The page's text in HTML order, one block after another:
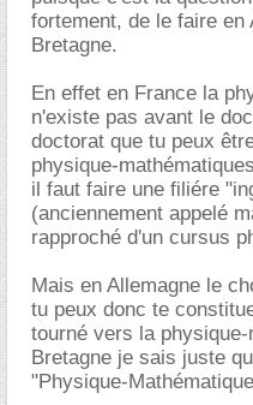
fortement, de le faire en
Bretagne.
En effet en France la
n'existe pas avant le
doctorat que tu peux
physique-
il faut faire une filiére
(anciennement appelé
rapproché d'un cursus
Mais en Allemagne le
tu peux donc te
tourné vers la
Bretagne je sais juste
"Physique-